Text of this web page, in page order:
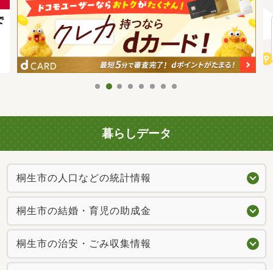
暮らしデータ
桐生市の人口などの統計情報
桐生市の結婚・育児の助成金
桐生市の治安・ごみ収集情報